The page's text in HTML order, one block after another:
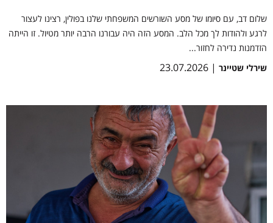
שלום דב, עם סיומו של מסע השורשים המשפחתי שלנו בפולין, רצינו לעצור
לרגע ולהודות לך מכל הלב. המסע הזה היה עבורנו הרבה יותר מטיול. זו הייתה
הזדמנות נדירה לחזור...
שירלי שטיינר | 23.07.2026